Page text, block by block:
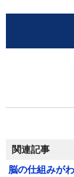
関連記事
脳の仕組みが